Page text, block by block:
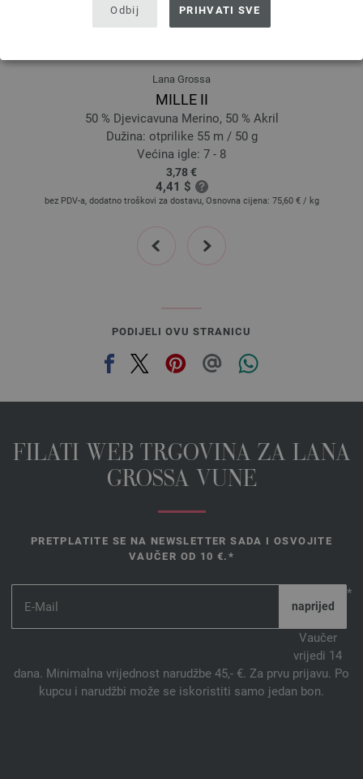
Odbij PRIHVATI SVE
Lana Grossa
MILLE II
50 % Djevicavuna Merino, 50 % Akril
Dužina: otprilike 55 m / 50 g
Većina igle: 7 - 8
3,78 €
4,41 $
bez PDV-a, dodatno troškovi za dostavu, Osnovna cijena: 75,60 € / kg
prev next
PODIJELI OVU STRANICU
FILATI WEB TRGOVINA ZA LANA
GROSSA VUNE
PRETPLATITE SE NA NEWSLETTER SADA I OSVOJITE
VAUČER OD 10 €.*
*
Vaučer
vrijedi 14
dana. Minimalna vrijednost narudžbe 45,- €. Za prvu prijavu. Po
kupcu i narudžbi može se iskoristiti samo jedan bon.